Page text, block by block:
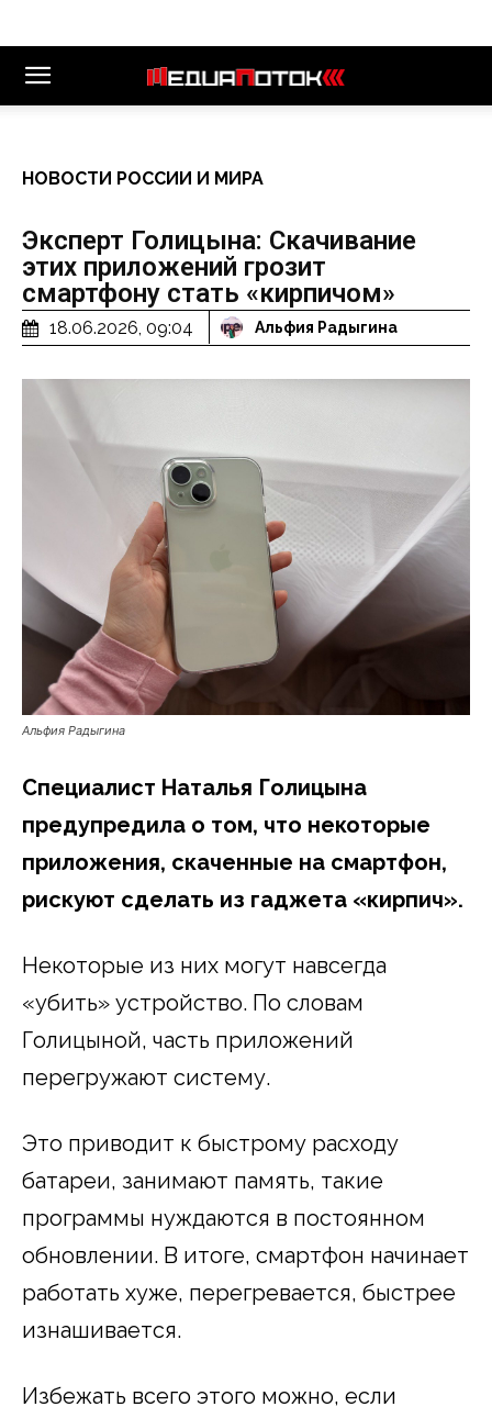
НОВОСТИ РОССИИ И МИРА
Эксперт Голицына: Скачивание
этих приложений грозит
смартфону стать «кирпичом»
18.06.2026, 09:04 Альфия Радыгина
Альфия Радыгина
Специалист Наталья Голицына
предупредила о том, что некоторые
приложения, скаченные на смартфон,
рискуют сделать из гаджета «кирпич».
Некоторые из них могут навсегда
«убить» устройство. По словам
Голицыной, часть приложений
перегружают систему.
Это приводит к быстрому расходу
батареи, занимают память, такие
программы нуждаются в постоянном
обновлении. В итоге, смартфон начинает
работать хуже, перегревается, быстрее
изнашивается.
Избежать всего этого можно, если